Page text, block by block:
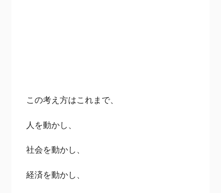
この考え方はこれまで、
人を動かし、
社会を動かし、
経済を動かし、